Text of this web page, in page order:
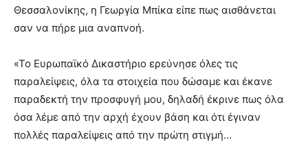
Θεσσαλονίκης, η Γεωργία Μπίκα είπε πως αισθάνεται
σαν να πήρε μια αναπνοή.
«Το Ευρωπαϊκό Δικαστήριο ερεύνησε όλες τις
παραλείψεις, όλα τα στοιχεία που δώσαμε και έκανε
παραδεκτή την προσφυγή μου, δηλαδή έκρινε πως όλα
όσα λέμε από την αρχή έχουν βάση και ότι έγιναν
πολλές παραλείψεις από την πρώτη στιγμή…